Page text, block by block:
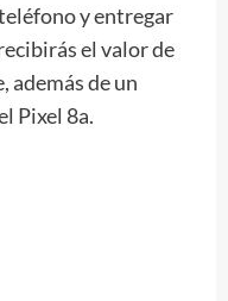
y entregar
el valor de
además de un
Pixel 8a.